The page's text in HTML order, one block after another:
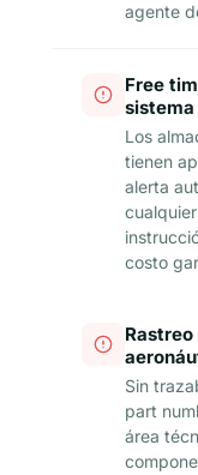
agente
Free
Los
tienen
alerta
costo
Sin
part
área